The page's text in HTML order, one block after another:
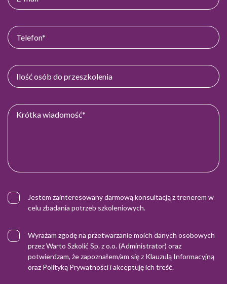
Jestem zainteresowany darmową konsultacją z trenerem w
celu zbadania potrzeb szkoleniowych.
Wyrażam zgodę na przetwarzanie moich danych osobowych
przez Warto Szkolić Sp. z o.o. (Administrator) oraz
potwierdzam, że zapoznałem/am się z Klauzulą Informacyjną
oraz Polityką Prywatnościi akceptuję ich treść.